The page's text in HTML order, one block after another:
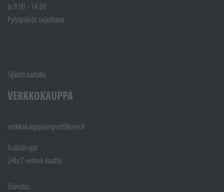
la 9.00 - 14.00
Pyhäpäivät suljettuna
Sijainti kartalla
VERKKOKAUPPA
verkkokauppa@sporttikone.fi
Aukioloajat
24h/7 verkon kautta
Toimitus